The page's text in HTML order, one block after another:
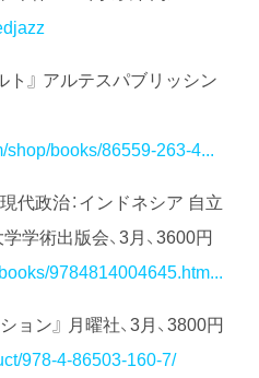
ト』 アルテスパブリッシン
books/86559-263-4...
代政治：インドネシア 自立
学術出版会、3月、3600円
9784814004645.htm...
ョン』 月曜社、3月、3800円
978-4-86503-160-7/